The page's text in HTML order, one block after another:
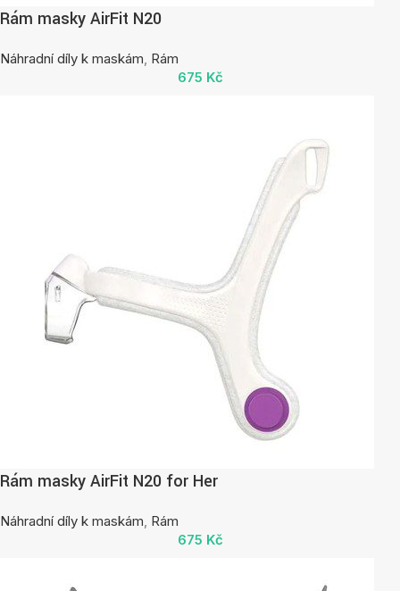
Rám masky AirFit N20
Náhradní díly k maskám, Rám
675 Kč
Rám masky AirFit N20 for Her
Náhradní díly k maskám, Rám
675 Kč